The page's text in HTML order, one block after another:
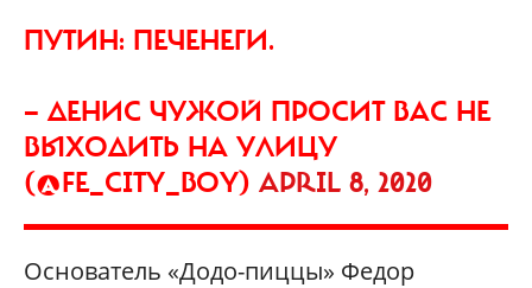
ПУТИН: ПЕЧЕНЕГИ.
— ДЕНИС ЧУЖОЙ ПРОСИТ ВАС НЕ
ВЫХОДИТЬ НА УЛИЦУ
(@FE_CITY_BOY) APRIL 8, 2020
Основатель «Додо-пиццы» Федор